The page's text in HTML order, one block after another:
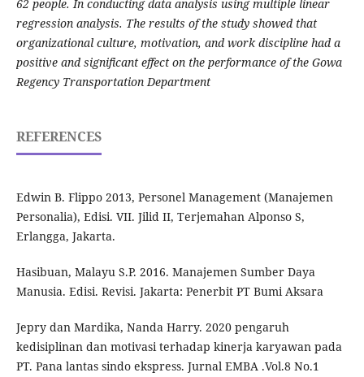
62 people. In conducting data analysis using multiple linear
regression analysis. The results of the study showed that
organizational culture, motivation, and work discipline had a
positive and significant effect on the performance of the Gowa
Regency Transportation Department
REFERENCES
Edwin B. Flippo 2013, Personel Management (Manajemen
Personalia), Edisi. VII. Jilid II, Terjemahan Alponso S,
Erlangga, Jakarta.
Hasibuan, Malayu S.P. 2016. Manajemen Sumber Daya
Manusia. Edisi. Revisi. Jakarta: Penerbit PT Bumi Aksara
Jepry dan Mardika, Nanda Harry. 2020 pengaruh
kedisiplinan dan motivasi terhadap kinerja karyawan pada
PT. Pana lantas sindo ekspress. Jurnal EMBA .Vol.8 No.1